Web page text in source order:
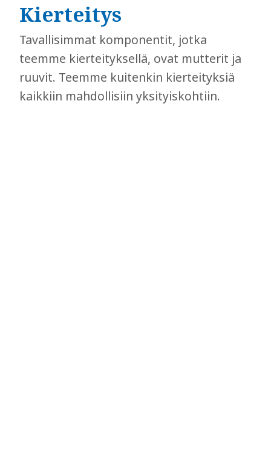
Kierteitys
Tavallisimmat komponentit, jotka
teemme kierteityksellä, ovat mutterit ja
ruuvit. Teemme kuitenkin kierteityksiä
kaikkiin mahdollisiin yksityiskohtiin.